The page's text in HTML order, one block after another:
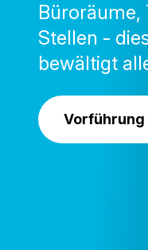
Büroräume,
Stellen -
bewältigt
Vorführung